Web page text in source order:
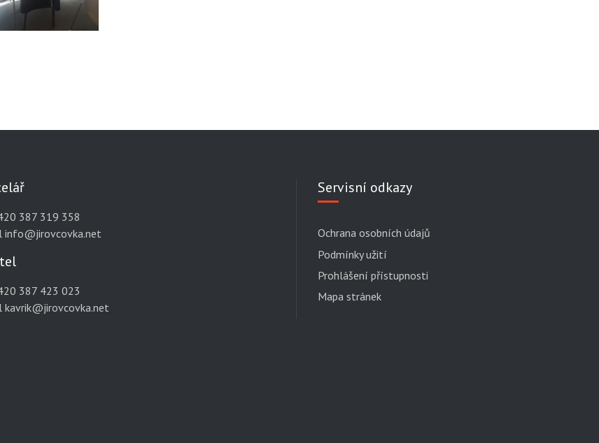
387 319 358
info@jirovcovka.net
387 423 023
kavrik@jirovcovka.net
Servisní odkazy
Ochrana osobních údajů
Podmínky užití
Prohlášení přístupnosti
Mapa stránek